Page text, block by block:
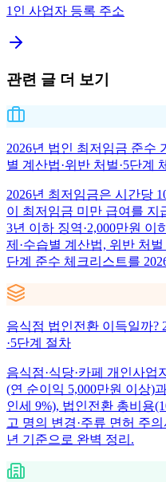
1인 사업자 등록 주소
관련 글 더 보기
2026년 법인 최저임금 준수
별 계산법·위반 처벌·5단계
2026년 최저임금은 시간당
이 최저임금 미만 급여를 지
3년 이하 징역·2,000만원 이
제·수습별 계산법, 위반 처
단계 준수 체크리스트를
음식점 법인전환 이득일까?
·5단계 절차
음식점·식당·카페 개인사
(연 순이익 5,000만원 이상)
인세 9%), 법인전환 총비용
고 명의 변경·주류 면허 주
년 기준으로 완벽 정리.